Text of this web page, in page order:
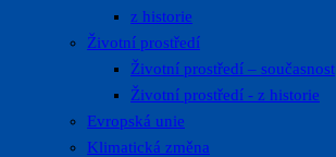
z historie
Životní prostředí
Životní prostředí – současnost
Životní prostředí ​- z historie
Evropská unie
Klimatická změna